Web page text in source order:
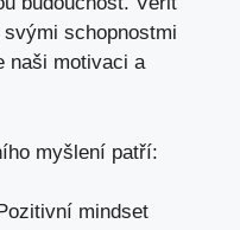
schopnostmi
naši motivaci a
myšlení patří:
mindset